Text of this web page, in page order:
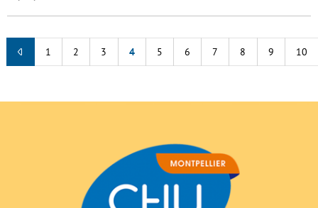
1 2 3 4 5 6 7 8 9 10